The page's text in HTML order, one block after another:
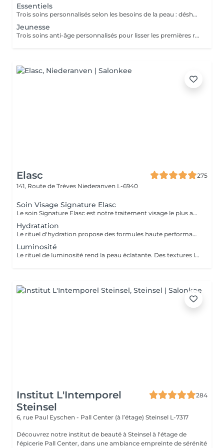
Essentiels
Trois soins personnalisés selon les besoins de la peau : déshydratée (HYDRALESSENCE), dénutrie, sèche à très sèche (NUTRILESSENCE) ou sensible, avec rougeurs (CALMESSENCE)
Jeunesse
Trois soins anti-âge personnalisés pour lisser les premières rides (ELASTINE), combler les rides profondes (TIME RESIST), ou raffermir l'ovale du visage (OPTIMIZER)
Elasc
275
141, Route de Trèves Niederanven L-6940
Soin Visage Signature Elasc
Le soin Signature Elasc est notre traitement visage le plus abouti et personnalisé. Conçu spécialement pour vous, par notre équipe, ce rituel est une véritable expérience sensorielle pour vous détendre, raviver l'éclat de votre teint, redessiner les contours de votre visage et revitaliser votre peau en profondeur. Ce soin multi-actions combine des produits cosméceutiques ultra-performants, des gestes experts et l'utilisation de pierres en quartz rose ou de jade verte en fonction de votre peau. Le soin débute par un nettoyage précis de votre peau et par une exfoliation douce aux manuvres stimulantes pour lisser et illuminer le teint. Après un travail technique avec la pierre et la pose d'un masque crème spécifique vient le massage Signature : une combinaison de manuvres liftantes, drainantes, tonifiantes et sculptantes avec une huile de haute qualité. Votre peau est ainsi lumineuse, décongestionnée, hydratée, liftée et raffermie. Ce soin Signature Elasc convient à tous les types de peau : teint terne, peau déshydratée, perte de fermeté, premiers signes de l'âge mais aussi pour toute personne ayant besoin d'une pause bien-être ou recherchant le cocooning et la chaleur caractéristiques à notre institut Elasc.
Hydratation
Le rituel d'hydration propose des formules haute performance qui s'attaquent stratégiquement à tous les paramètres de la déshydratation. Ciblés, ils améliorent le manteau hydrolipidique, la teneur en NMF est le ciment intercellulaire.
Luminosité
Le rituel de luminosité rend la peau éclatante. Des textures légères et fraïches affinent le grain de peau pour une peau qui brille de santé et de pureté - une beauté éclatante.
Institut L'Intemporel
Steinsel
284
6, rue Paul Eyschen - Pall Center (à l’étage) Steinsel L-7317
Découvrez notre institut de beauté à Steinsel à l'étage de
l'épicerie Pall Center, dans une ambiance empreinte de sérénité